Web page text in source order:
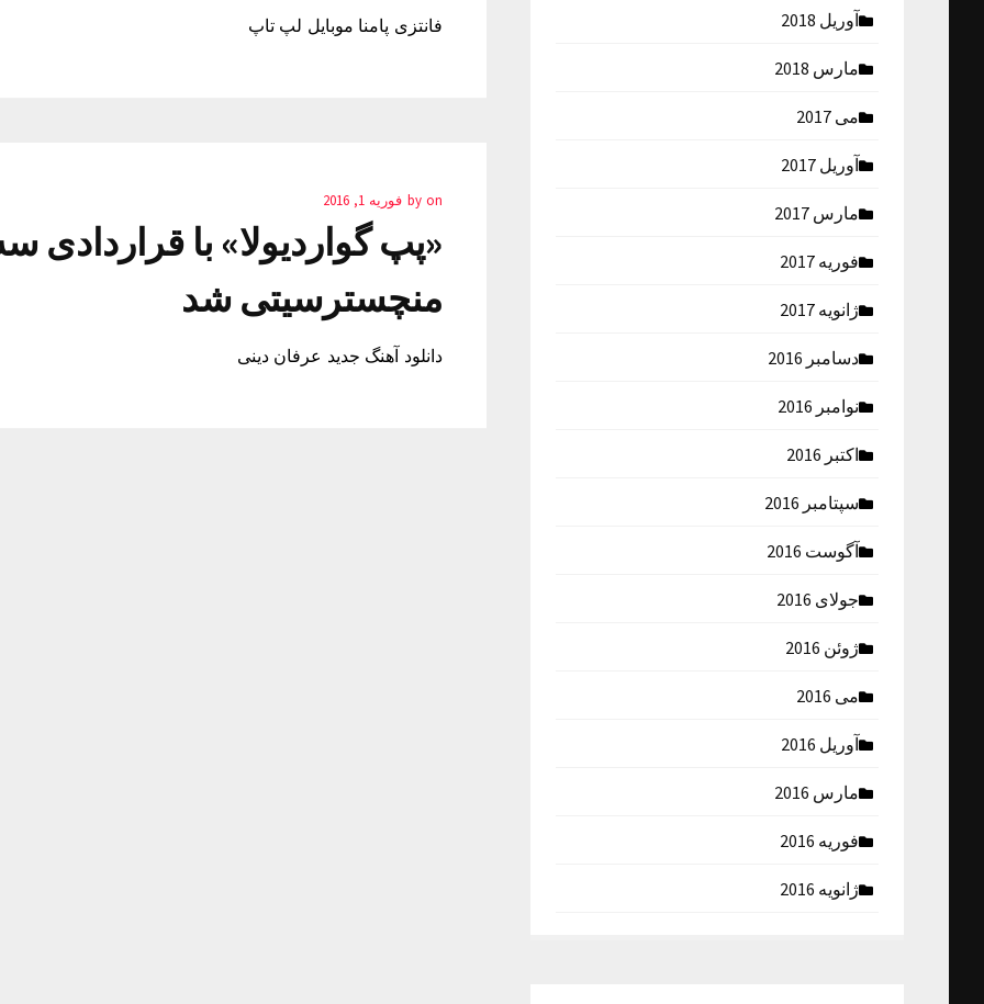
فانتزی پامنا موبایل لپ تاپ
by on فوریه 1, 2016
«پپ گواردیولا» با
منچسترسیتی شد
دانلود آهنگ جدید عرفان دینی
آوریل 2018
مارس 2018
می 2017
آوریل 2017
مارس 2017
فوریه 2017
ژانویه 2017
دسامبر 2016
نوامبر 2016
اکتبر 2016
سپتامبر 2016
آگوست 2016
جولای 2016
ژوئن 2016
می 2016
آوریل 2016
مارس 2016
فوریه 2016
ژانویه 2016